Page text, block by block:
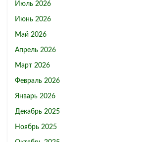
Июль 2026
Июнь 2026
Май 2026
Апрель 2026
Март 2026
Февраль 2026
Январь 2026
Декабрь 2025
Ноябрь 2025